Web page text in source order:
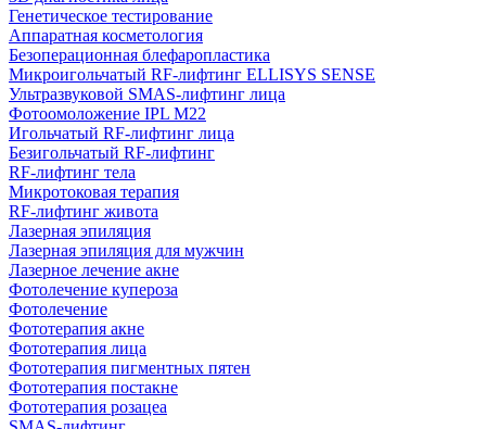
Генетическое тестирование
Аппаратная косметология
Безоперационная блефаропластика
Микроигольчатый RF-лифтинг ELLISYS SENSE
Ультразвуковой SMAS-лифтинг лица
Фотоомоложение IPL M22
Игольчатый RF-лифтинг лица
Безигольчатый RF-лифтинг
RF-лифтинг тела
Микротоковая терапия
RF-лифтинг живота
Лазерная эпиляция
Лазерная эпиляция для мужчин
Лазерное лечение акне
Фотолечение купероза
Фотолечение
Фототерапия акне
Фототерапия лица
Фототерапия пигментных пятен
Фототерапия постакне
Фототерапия розацеа